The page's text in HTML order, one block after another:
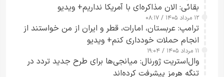
بقائی: الان مذاکره‌ای با آمریکا نداریم+ ویدیو
۱۲ مرداد ۱۴۰۵ / ۰۸:۱۷
ترامپ: عربستان، امارات، قطر و ایران از من خواستند از
انجام حملات خودداری کنم+ ویدیو
۱۱ مرداد ۱۴۰۵ / ۱۹:۰۴
وال‌استریت ژورنال: میانجی‌ها برای طرح جدید تردد در
تنگه هرمز پیشرفت کرده‌اند